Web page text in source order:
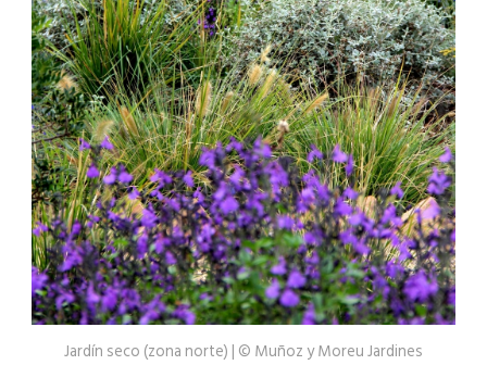
Jardín seco (zona norte) | © Muñoz y Moreu Jardines